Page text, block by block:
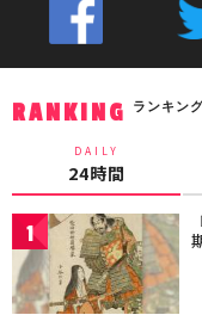
RANKING ランキン
DAILY
24時間
1